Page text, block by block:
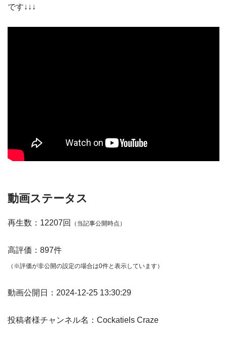
です↓↓↓
動画ステータス
再生数：12207回 （当記事公開時点）
高評価：897件
（※評価が非公開の設定の場合は0件と表示しています）
動画公開日：2024-12-25 13:30:29
投稿者様チャンネル名：Cockatiels Craze